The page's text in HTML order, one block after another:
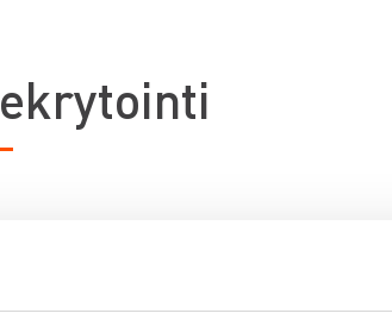
ekrytointi